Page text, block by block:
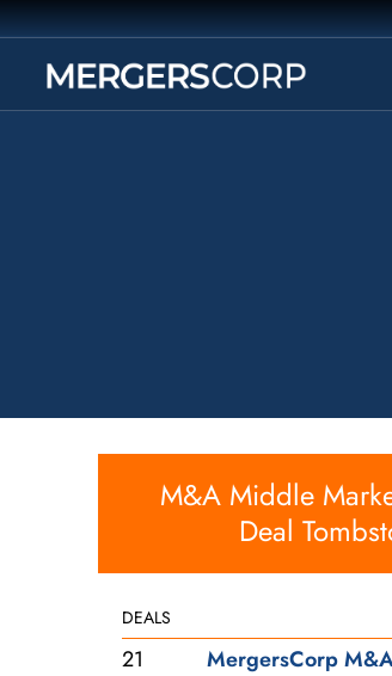
M&A Middle
Deal
DEALS
MergersCorp
21